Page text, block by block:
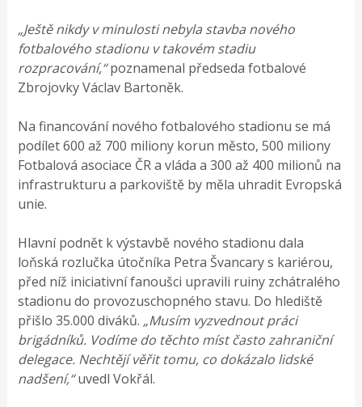
„Ještě nikdy v minulosti nebyla stavba nového
fotbalového stadionu v takovém stadiu
rozpracování,“poznamenal předseda fotbalové
Zbrojovky Václav Bartoněk.
Na financování nového fotbalového stadionu se má
podílet 600 až 700 miliony korun město, 500 miliony
Fotbalová asociace ČR a vláda a 300 až 400 milionů na
infrastrukturu a parkoviště by měla uhradit Evropská
unie.
Hlavní podnět k výstavbě nového stadionu dala
loňská rozlučka útočníka Petra Švancary s kariérou,
před níž iniciativní fanoušci upravili ruiny zchátralého
stadionu do provozuschopného stavu. Do hlediště
přišlo 35.000 diváků. „Musím vyzvednout práci
brigádníků. Vodíme do těchto míst často zahraniční
delegace. Nechtějí věřit tomu, co dokázalo lidské
nadšení,“uvedl Vokřál.